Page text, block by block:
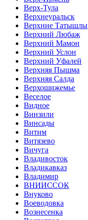
Верх-Тула
Верхнеуральск
Верхние Татышлы
Верхний Любаж
Верхний Мамон
Верхний Услон
Верхний Уфалей
Верхняя Пышма
Верхняя Салда
Верхошижемье
Веселое
Видное
Винзили
Винсады
Витим
Витязево
Вичуга
Владивосток
Владикавказ
Владимир
ВНИИССОК
Внуково
Воеводовка
Вознесенка